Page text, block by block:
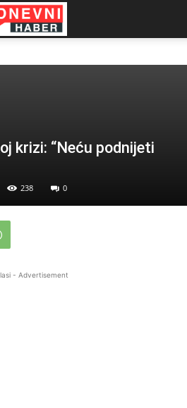
krizi: “Neću podnijeti
238 0
- Advertisement